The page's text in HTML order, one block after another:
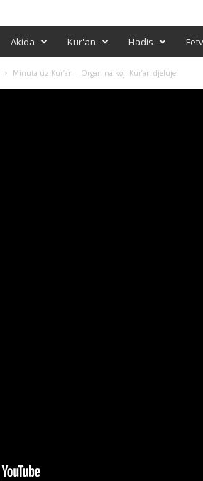
Akida Kur'an Hadis
Minuta uz Kur’an – Organ na koji Kur’an djeluje